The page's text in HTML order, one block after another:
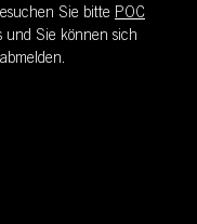
Sie bitte POC
und Sie können sich